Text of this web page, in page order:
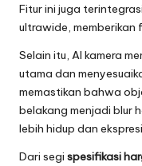
Fitur ini juga
ultrawide,
Selain itu, AI kamera
utama dan
memastikan bahwa
belakang menjadi blur
lebih hidup dan
Dari segi spesifikasi